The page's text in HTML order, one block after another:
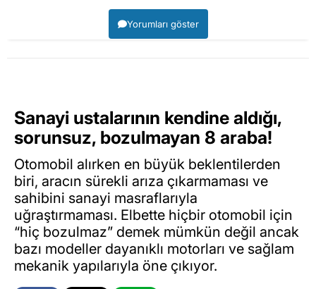
Yorumları göster
Sanayi ustalarının kendine aldığı,
sorunsuz, bozulmayan 8 araba!
Otomobil alırken en büyük beklentilerden
biri, aracın sürekli arıza çıkarmaması ve
sahibini sanayi masraflarıyla
uğraştırmaması. Elbette hiçbir otomobil için
“hiç bozulmaz” demek mümkün değil ancak
bazı modeller dayanıklı motorları ve sağlam
mekanik yapılarıyla öne çıkıyor.